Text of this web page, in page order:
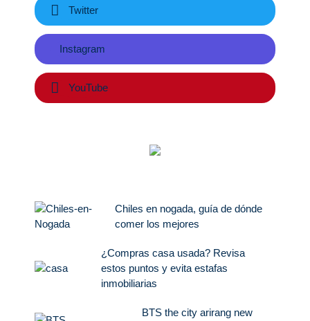
Twitter
Instagram
YouTube
Chiles en nogada, guía de dónde
comer los mejores
¿Compras casa usada? Revisa
estos puntos y evita estafas
inmobiliarias
BTS the city arirang new